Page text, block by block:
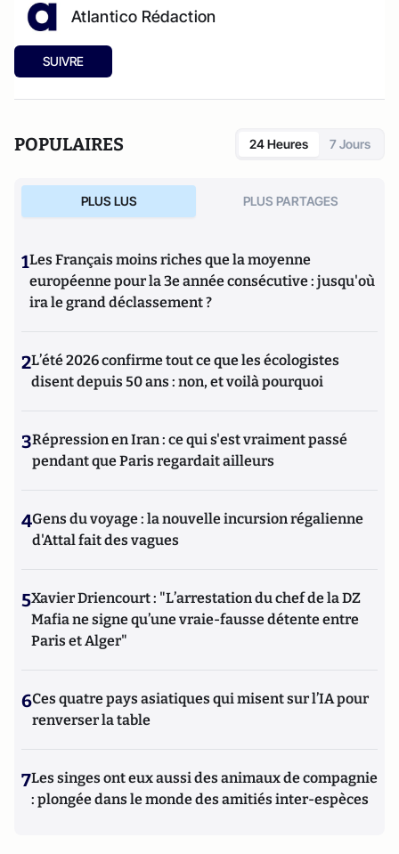
Atlantico Rédaction
SUIVRE
POPULAIRES 24 Heures 7 Jours
PLUS LUS PLUS PARTAGES
1Les Français moins riches que la moyenne
européenne pour la 3e année consécutive : jusqu'où
ira le grand déclassement ?
2L’été 2026 confirme tout ce que les écologistes
disent depuis 50 ans : non, et voilà pourquoi
3Répression en Iran : ce qui s'est vraiment passé
pendant que Paris regardait ailleurs
4Gens du voyage : la nouvelle incursion régalienne
d'Attal fait des vagues
5Xavier Driencourt : "L’arrestation du chef de la DZ
Mafia ne signe qu’une vraie-fausse détente entre
Paris et Alger"
6Ces quatre pays asiatiques qui misent sur l’IA pour
renverser la table
7Les singes ont eux aussi des animaux de compagnie
: plongée dans le monde des amitiés inter-espèces